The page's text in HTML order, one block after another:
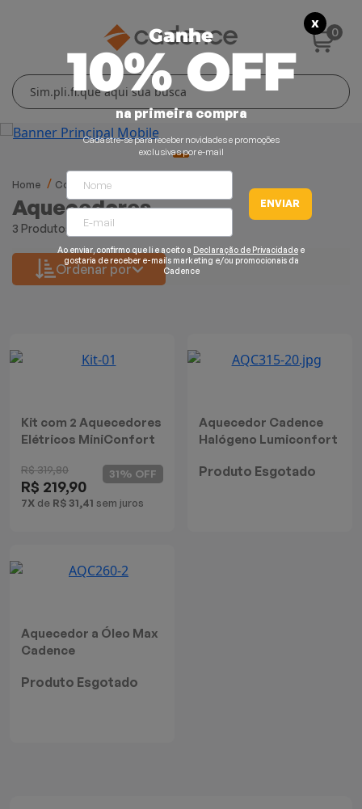
0
Home Conforto Térmico
Aquecedores
3 Produtos
Ordenar por
Kit com 2 Aquecedores
Elétricos MiniConfort
R$ 319,80
R$ 219,90
7X de R$ 31,41 sem juros
31% OFF
Aquecedor Cadence
Halógeno Lumiconfort
Produto Esgotado
Aquecedor a Óleo Max
Cadence
Produto Esgotado
X
Ganhe
10% OFF
na primeira compra
Cadastre-se para receber novidades e promoções
exclusivas por e-mail
ENVIAR
Ao enviar, confirmo que li e aceito a Declaração de Privacidade e
gostaria de receber e-mails marketing e/ou promocionais da
Cadence
Cozinha
Grills e Sanduicheiras
Chaleiras Elétricas
Cafeteiras
Churrasqueiras
Torradeiras
Lar
Conforto Térmico
Ventiladores
Cuidados Pessoais
Cortadores de Cabelo
Pranchas